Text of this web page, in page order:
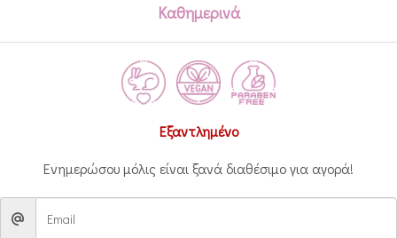
Καθημερινά
Εξαντλημένο
Ενημερώσου μόλις είναι ξανά διαθέσιμο για αγορά!